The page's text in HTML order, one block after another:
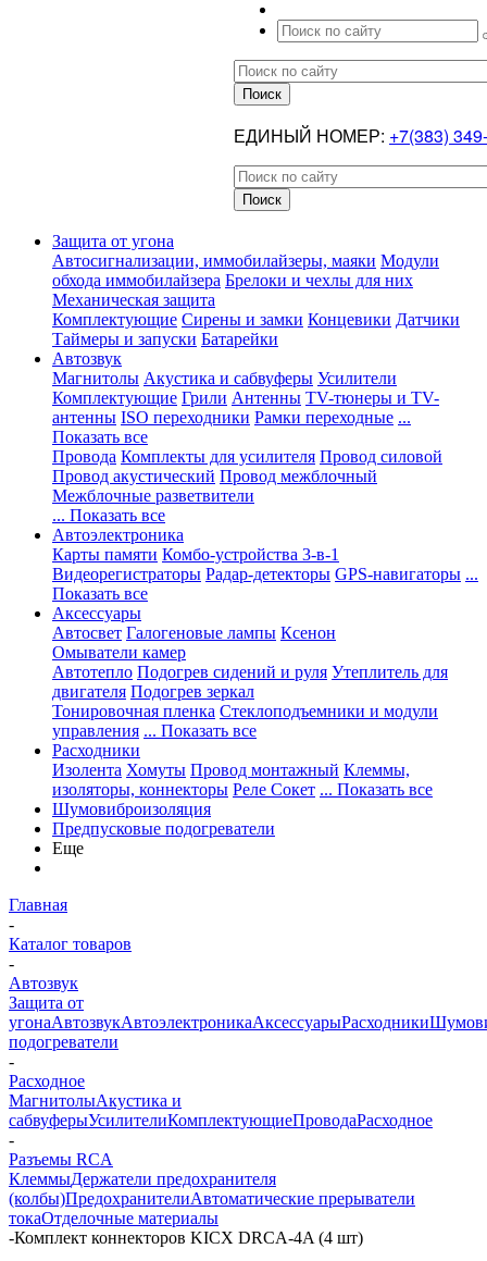
ЕДИНЫЙ НОМЕР: +7(383)
Защита от угона
Автосигнализации, иммобилайзеры, маяки Модули
обхода иммобилайзера Брелоки и чехлы для них
Механическая защита
Комплектующие Сирены и замки Концевики Датчики
Таймеры и запуски Батарейки
Автозвук
Магнитолы Акустика и сабвуферы Усилители
Комплектующие Грили Антенны TV-тюнеры и TV-
антенны ISO переходники Рамки переходные ...
Показать все
Провода Комплекты для усилителя Провод силовой
Провод акустический Провод межблочный
Межблочные разветвители
... Показать все
Автоэлектроника
Карты памяти Комбо-устройства 3-в-1
Видеорегистраторы Радар-детекторы GPS-навигаторы ...
Показать все
Аксессуары
Автосвет Галогеновые лампы Ксенон
Омыватели камер
Автотепло Подогрев сидений и руля Утеплитель для
двигателя Подогрев зеркал
Тонировочная пленка Стеклоподъемники и модули
управления ... Показать все
Расходники
Изолента Хомуты Провод монтажный Клеммы,
изоляторы, коннекторы Реле Сокет ... Показать все
Шумовиброизоляция
Предпусковые подогреватели
Еще
Главная
-
Каталог товаров
-
Автозвук
Защита от
угонаАвтозвукАвтоэлектроникаАксессуарыРасходники
подогреватели
-
Расходное
МагнитолыАкустика и
сабвуферыУсилителиКомплектующиеПроводаРасходное
-
Разъемы RCA
КлеммыДержатели предохранителя
(колбы)ПредохранителиАвтоматические прерыватели
токаОтделочные материалы
-Комплект коннекторов KICX DRCA-4A (4 шт)